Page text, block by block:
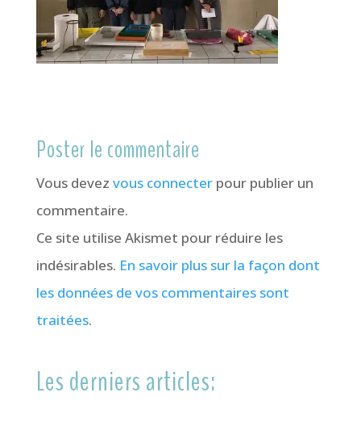
Poster le commentaire
Vous devez vous connecterpour publier un
commentaire.
Ce site utilise Akismet pour réduire les
indésirables. En savoir plus sur la façon dont
les données de vos commentaires sont
traitées.
Les derniers articles: